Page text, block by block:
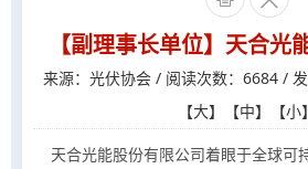
【副理事长单位】天合光
来源：光伏协会 / 阅读次数：6684 /
【大】【中】【小】
天合光能股份有限公司着眼于全球可